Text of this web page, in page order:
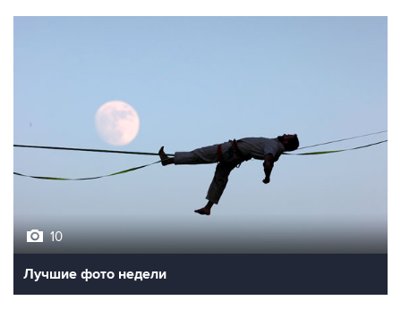
Лучшие фото недели